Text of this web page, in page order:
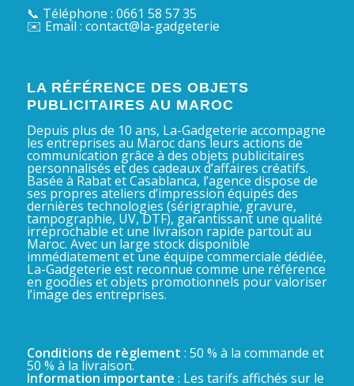
📞 Téléphone : 0661 58 57 35
✉️ Email : contact@la-gadgeterie
LA RÉFÉRENCE DES OBJETS
PUBLICITAIRES AU MAROC
Depuis plus de 10 ans, La-Gadgeterie accompagne
les entreprises au Maroc dans leurs actions de
communication grâce à des objets publicitaires
personnalisés et des cadeaux d’affaires créatifs.
Basée à Rabat et Casablanca, l’agence dispose de
ses propres ateliers d’impression équipés des
dernières technologies (sérigraphie, gravure,
tampographie, UV, DTF), garantissant une qualité
irréprochable et une livraison rapide partout au
Maroc. Avec un large stock disponible
immédiatement et une équipe commerciale dédiée,
La-Gadgeterie est reconnue comme une référence
en goodies et objets promotionnels pour valoriser
l’image des entreprises.
Conditions de règlement : 50 % à la commande et
50 % à la livraison.
Information importante : Les tarifs affichés sur le